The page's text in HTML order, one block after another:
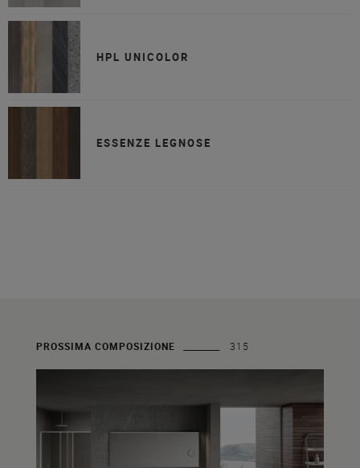
HPL UNICOLOR
ESSENZE LEGNOSE
PROSSIMA COMPOSIZIONE 315